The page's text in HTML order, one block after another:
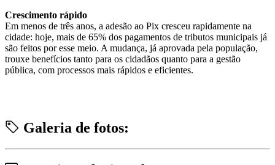
Crescimento rápido
Em menos de três anos, a adesão ao Pix cresceu rapidamente na
cidade: hoje, mais de 65% dos pagamentos de tributos municipais já
são feitos por esse meio. A mudança, já aprovada pela população,
trouxe benefícios tanto para os cidadãos quanto para a gestão
pública, com processos mais rápidos e eficientes.
Galeria de fotos: